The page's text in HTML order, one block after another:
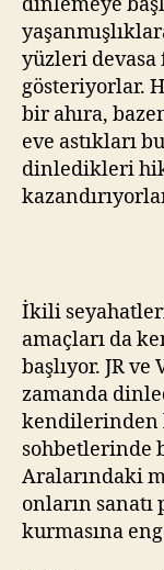
yüzleri
gösteriyorlar.
bir ahıra,
eve astıkları
dinledikleri
İkili
amaçları da
başlıyor. JR
zamanda
kendilerinden
sohbetlerinde
Aralarındaki
onların sanatı
kurmasına